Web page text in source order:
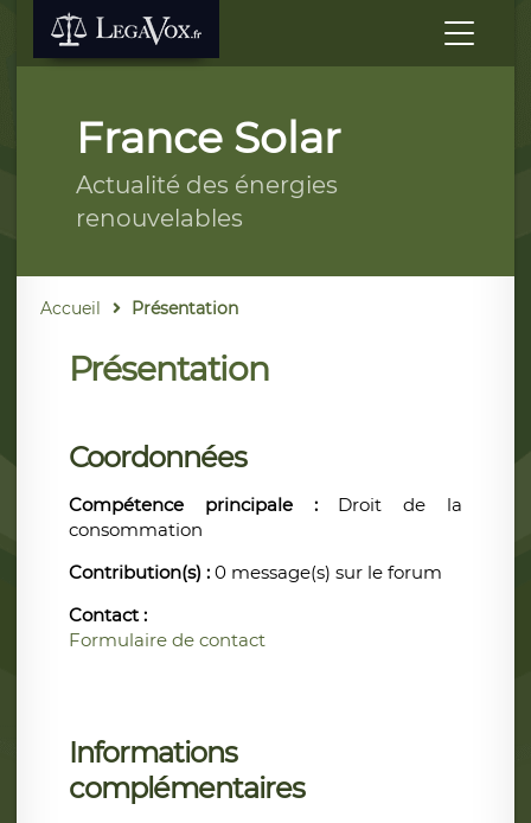
France Solar
Actualité des énergies
renouvelables
Accueil Présentation
Présentation
Coordonnées
Compétence principale : Droit de la
consommation
Contribution(s) : 0 message(s) sur le forum
Contact :
Formulaire de contact
Informations
complémentaires